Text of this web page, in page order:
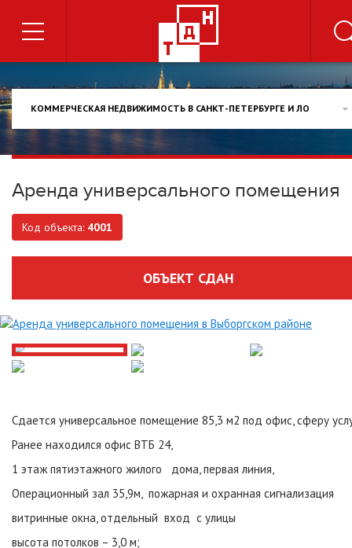
КОММЕРЧЕСКАЯ НЕДВИЖИМОСТЬ В САНКТ-ПЕТЕРБУРГЕ И ЛО
Аренда универсального помещения
Код объекта: 4001
ОБЪЕКТ СДАН
Сдается универсальное помещение 85,3 м2 под офис, сферу
Ранее находился офис ВТБ 24,
1 этаж пятиэтажного жилого дома,первая линия,
Операционный зал 35,9м, пожарная и охранная сигнализация
витринные окна, отдельный вход с улицы
высота потолков – 3,0 м;